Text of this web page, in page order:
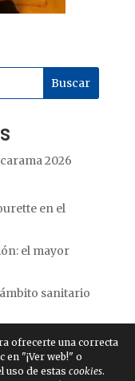
Buscar
2026
en el
el mayor
sanitario
ofrecerte una correcta
en "¡Ver web!" o
uso de estas cookies.